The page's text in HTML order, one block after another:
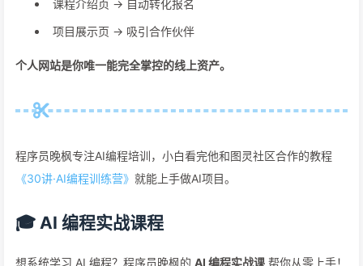
课程介绍页 → 自动转化报名
项目展示页 → 吸引合作伙伴
个人网站是你唯一能完全掌控的线上资产。
程序员晚枫专注AI编程培训，小白看完他和图灵社区合作的教程
《30讲·AI编程训练营》 就能上手做AI项目。
🎓 AI 编程实战课程
想系统学习 AI 编程？程序员晚枫的 AI 编程实战课 帮你从零上手！